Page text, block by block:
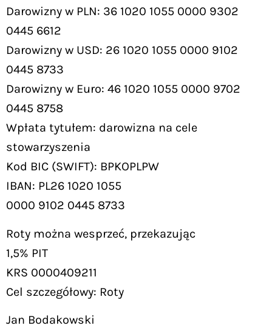
Darowizny w PLN: 36 1020 1055 0000 9302
0445 6612
Darowizny w USD: 26 1020 1055 0000 9102
0445 8733
Darowizny w Euro: 46 1020 1055 0000 9702
0445 8758
Wpłata tytułem: darowizna na cele
stowarzyszenia
Kod BIC (SWIFT): BPKOPLPW
IBAN: PL26 1020 1055
0000 9102 0445 8733
Roty można wesprzeć, przekazując
1,5% PIT
KRS 0000409211
Cel szczegółowy: Roty
Jan Bodakowski